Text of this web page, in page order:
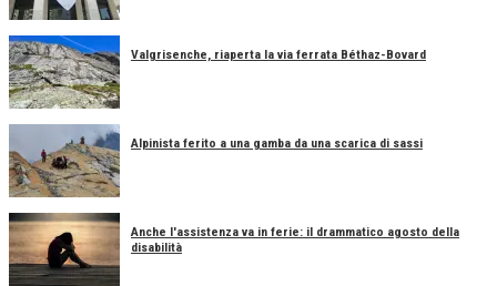
Valgrisenche, riaperta la via ferrata Béthaz-Bovard
Alpinista ferito a una gamba da una scarica di sassi
Anche l'assistenza va in ferie: il drammatico agosto della
disabilità